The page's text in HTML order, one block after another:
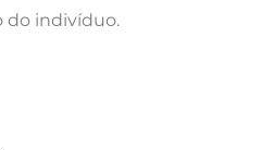
do indivíduo.